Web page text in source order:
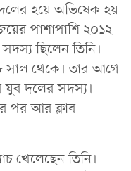
হয়ে অভিষেক হয়
পাশাপাশি ২০১২
ছিলেন তিনি।
সাল থেকে। তার আগে
যুব দলের সদস্য।
পর আর ক্লাব
খেলেছেন তিনি।